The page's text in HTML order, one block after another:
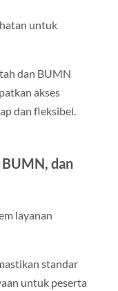
untuk
dan BUMN
akses
dan fleksibel.
dan
layanan
standar
untuk peserta